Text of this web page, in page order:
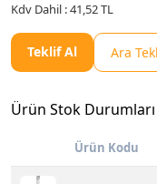
Kdv Dahil : 41,52 TL
Teklif Al Ara
Ürün Stok Durumları
Ürün Kodu